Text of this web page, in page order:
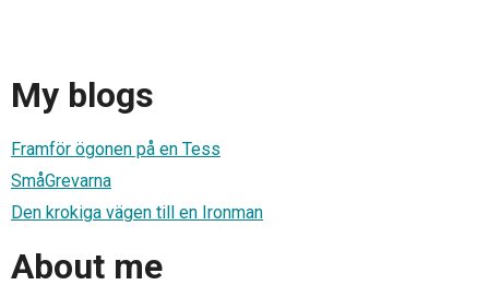
My blogs
Framför ögonen på en Tess
SmåGrevarna
Den krokiga vägen till en Ironman
About me